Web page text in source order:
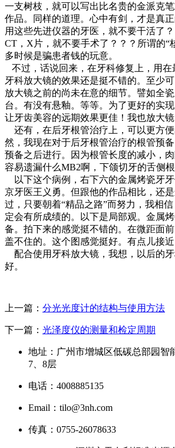
一支树枝，就可以写出比名贵的金派克
作品。同样的道理。心中有剑，才是真
用这些先进仪器的牙医，就不要干活了
CT，X片，就不要手术了？？？所谓的“
多时候是骗患者钱的玩意。
不过，话说回来，在牙科修复上，用在
牙科放大镜的效果还是挺不错的。至少
放大镜之前的尚未在意的细节。譬如全
台。有没有悬釉。等等。为了更好的实
让牙齿美容的远期效果更佳！我也放大镜
还有，在后牙根管治疗上，可以更方
然，我现在对于后牙根管治疗的根管预
预备之后进行。因为根管长度的减小，
容易遗漏什么MB2啊，下颌切牙的舌侧根
以下这个病例，右下六的金属烤瓷牙
京牙医王义勇。但跟他的作品相比，还
过，只要朝着“精品之路”而努力，我相
定会有所成绩的。以下是局部观。金属
备。拍下来的感觉挺不错的。在微距面
盖不住的。这个图感觉挺好。有点儿接近
配合使用牙科放大镜，我想，以后的
好。
上一篇： 分光光度计的结构与使用方法
下一篇： 光泽度仪的测量和检定周期
地址：广州市增城区低碳总部园智
7、8层
电话：4008885135
Email：tilo@3nh.com
传真：0755-26078633